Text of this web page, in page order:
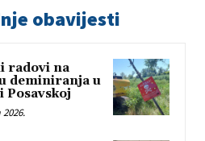
obavijesti
radovi na
deminiranja u
Posavskoj